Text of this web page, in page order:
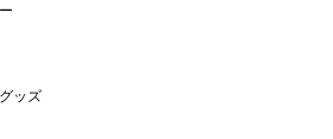
ッズ